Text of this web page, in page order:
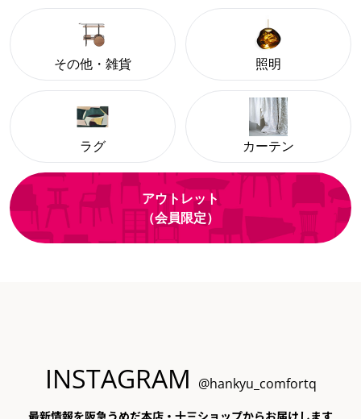
その他・雑貨 照明
ラグ カーテン
アウトレット
（会員限定）
INSTAGRAM @hankyu_comfortq
最新情報を阪急うめだ本店・十三ショップからお届けします